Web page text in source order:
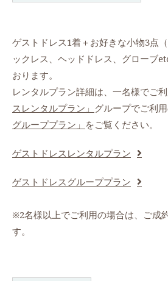
ゲストドレス1着＋お好きな小物3点
ックレス、ヘッドドレス、グローブ
おります。
レンタルプラン詳細は、一名様でご
スレンタルプラン」 グループでご利
グループプラン」 をご覧ください。
ゲストドレスレンタルプラン
ゲストドレスグループプラン
※2名様以上でご利用の場合は、ご成
す。